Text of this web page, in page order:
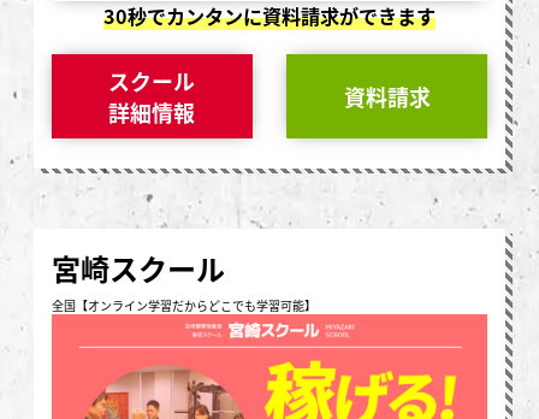
30秒でカンタンに資料請求ができます
スクール
詳細情報
資料請求
宮崎スクール
全国【オンライン学習だからどこでも学習可能】